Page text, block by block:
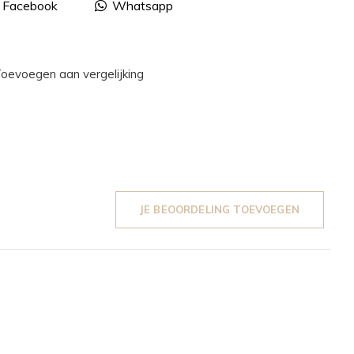
Facebook Whatsapp
aan vergelijking
JE BEOORDELING TOEVOEGEN